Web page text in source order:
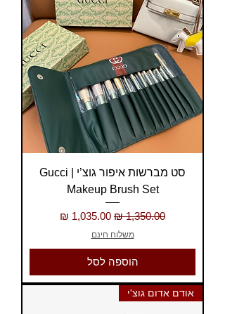
סט מברשות איפור גוצ’י | Gucci
Makeup Brush Set
מחיר רגיל מחיר מבצע
משלוח חינם
הוספה לסל
אודם אדום גוצ'י